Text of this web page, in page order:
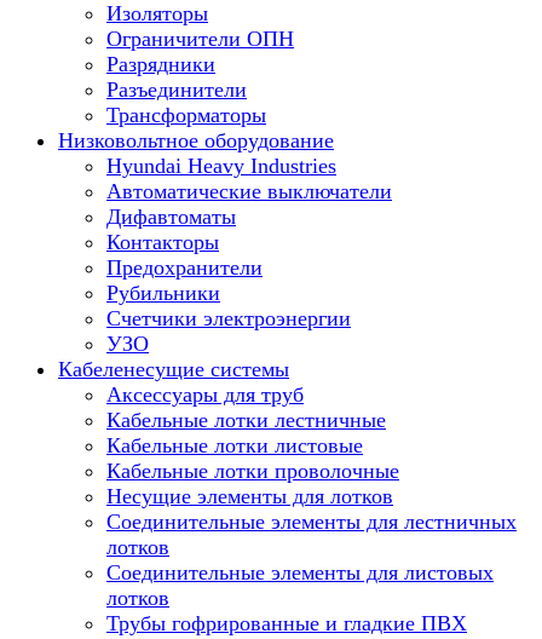
Изоляторы
Ограничители ОПН
Разрядники
Разъединители
Трансформаторы
Низковольтное оборудование
Hyundai Heavy Industries
Автоматические выключатели
Дифавтоматы
Контакторы
Предохранители
Рубильники
Счетчики электроэнергии
УЗО
Кабеленесущие системы
Аксессуары для труб
Кабельные лотки лестничные
Кабельные лотки листовые
Кабельные лотки проволочные
Несущие элементы для лотков
Соединительные элементы для лестничных
лотков
Соединительные элементы для листовых
лотков
Трубы гофрированные и гладкие ПВХ